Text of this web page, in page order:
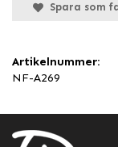
Spara som
Artikelnummer:
NF-A269